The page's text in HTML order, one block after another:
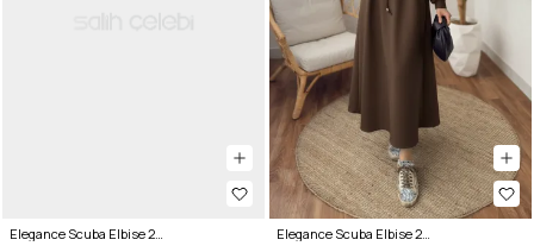
Elegance Scuba Elbise 2211 - AÇIK HAKİ Elegance Scuba Elbise 2211 - KAHVERENGİ